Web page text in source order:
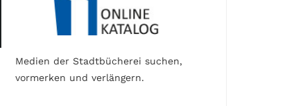
Medien der Stadtbücherei suchen,
vormerken und verlängern.